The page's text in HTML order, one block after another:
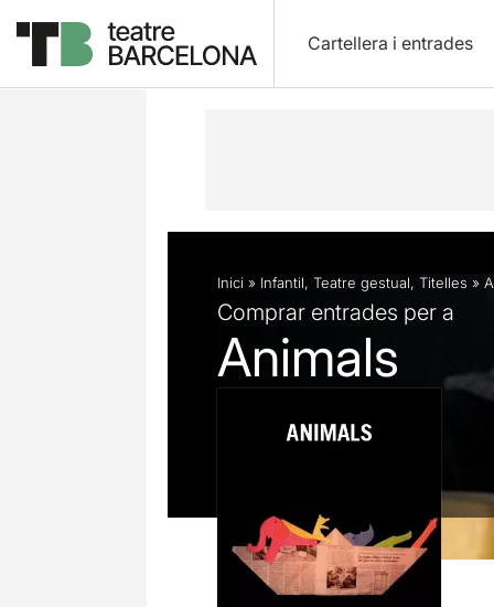
Cartellera i entrades
Descripció Fitxa artística Articles
Inici » Infantil, Teatre gestual, Titelles »
Comprar entrades per a
Animals